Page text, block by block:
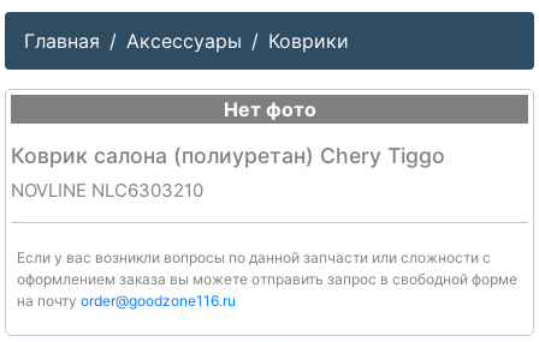
Главная Аксессуары Коврики
Нет фото
Коврик салона (полиуретан) Chery Tiggo
NOVLINE NLC6303210
Если у вас возникли вопросы по данной запчасти или сложности с
оформлением заказа вы можете отправить запрос в свободной форме
на почту order@goodzone116.ru